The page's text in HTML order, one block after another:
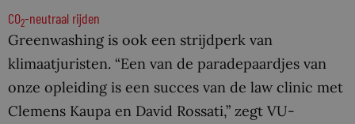
CO2-neutraal rijden
Greenwashing is ook een strijdperk van
klimaatjuristen. “Een van de paradepaardjes van
onze opleiding is een succes van de law clinic met
Clemens Kaupa en David Rossati,” zegt VU-